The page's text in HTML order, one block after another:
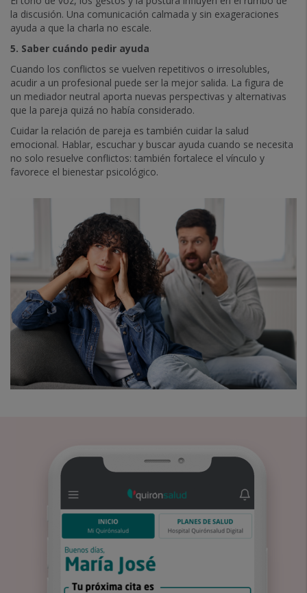
la discusión. Una comunicación calmada y sin exageraciones
ayuda a que la charla no escale.
5. Saber cuándo pedir ayuda
Cuando los conflictos se vuelven repetitivos o irresolubles,
acudir a un profesional puede ser la mejor salida. La figura de
un mediador neutral aporta nuevas perspectivas y alternativas
que la pareja quizá no había considerado.
Cuidar la relación de pareja es también cuidar la salud
emocional. Hablar, escuchar y buscar ayuda cuando se necesita
no solo resuelve conflictos: también fortalece el vínculo y
favorece el bienestar psicológico.